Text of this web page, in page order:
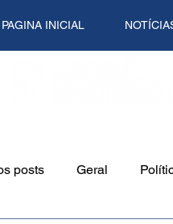
PAGINA INICIAL
posts Geral